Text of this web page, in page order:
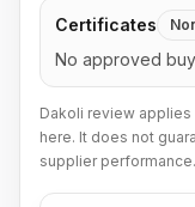
Certificates
No approved
Dakoli review
here. It does not
supplier performance.